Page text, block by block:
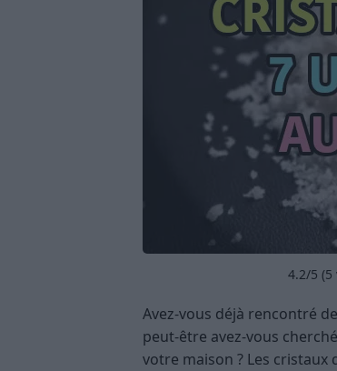
4.2/5 (5
Avez-vous déjà rencontré
peut-être avez-vous
votre maison ? Les